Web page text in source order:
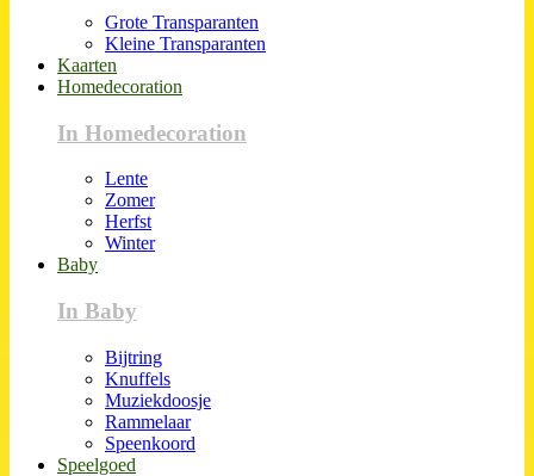
Grote Transparanten
Kleine Transparanten
Kaarten
Homedecoration
In Homedecoration
Lente
Zomer
Herfst
Winter
Baby
In Baby
Bijtring
Knuffels
Muziekdoosje
Rammelaar
Speenkoord
Speelgoed